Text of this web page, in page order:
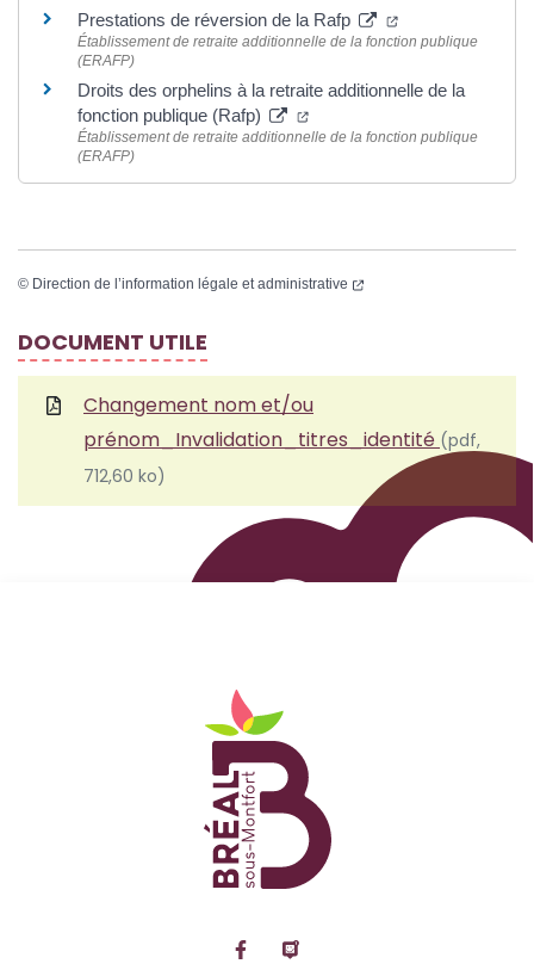
Prestations de réversion de la Rafp
Établissement de retraite additionnelle de la fonction publique
(ERAFP)
Droits des orphelins à la retraite additionnelle de la
fonction publique (Rafp)
Établissement de retraite additionnelle de la fonction publique
(ERAFP)
© Direction de l’information légale et administrative
DOCUMENT UTILE
Changement nom et/ou
prénom_Invalidation_titres_identité (pdf,
712,60 ko)
Lien vers le compte Facebook
Lien vers la page